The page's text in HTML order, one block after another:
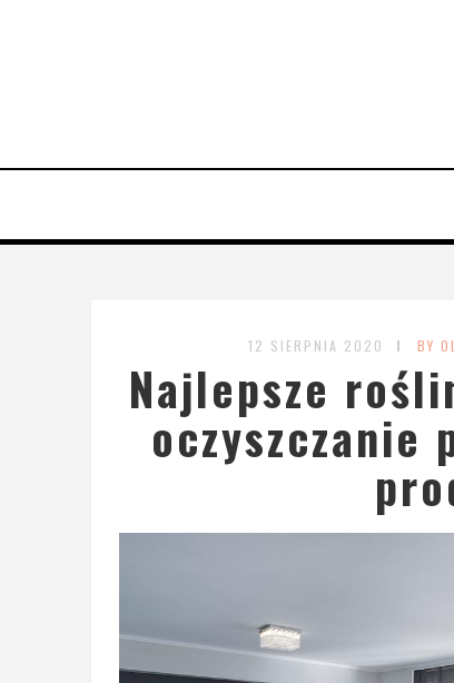
12 SIERPNIA 2020 BY
Najlepsze
oczyszczanie